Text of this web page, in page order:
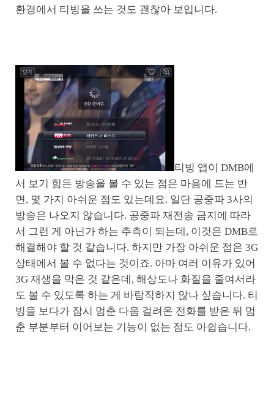
환경에서 티빙을 쓰는 것도 괜찮아 보입니다.
티빙 앱이 DMB에
서 보기 힘든 방송을 볼 수 있는 점은 마음에 드는 반
면, 몇 가지 아쉬운 점도 있는데요. 일단 공중파 3사의
방송은 나오지 않습니다. 공중파 재전송 금지에 따라
서 그런 게 아닌가 하는 추측이 되는데, 이것은 DMB로
해결해야 할 것 같습니다. 하지만 가장 아쉬운 점은 3G
상태에서 볼 수 없다는 것이죠. 아마 여러 이유가 있어
3G 재생을 막은 것 같은데, 해상도나 화질을 줄여서라
도 볼 수 있도록 하는 게 바람직하지 않나 싶습니다. 티
빙을 보다가 잠시 멈춘 다음 걸려온 전화를 받은 뒤 멈
춘 부분부터 이어보는 기능이 없는 점도 아쉽습니다.